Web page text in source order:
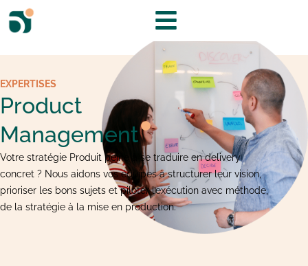
EXPERTISES
Product
Management
Votre stratégie Produit peine à se traduire en delivery
concret ? Nous aidons vos équipes à structurer leur vision,
prioriser les bons sujets et piloter l’exécution avec méthode,
de la stratégie à la mise en production.